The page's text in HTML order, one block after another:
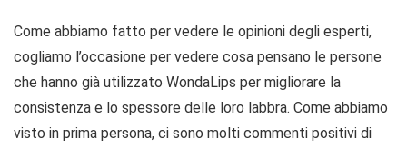
Come abbiamo fatto per vedere le opinioni degli esperti,
cogliamo l’occasione per vedere cosa pensano le persone
che hanno già utilizzato WondaLips per migliorare la
consistenza e lo spessore delle loro labbra. Come abbiamo
visto in prima persona, ci sono molti commenti positivi di